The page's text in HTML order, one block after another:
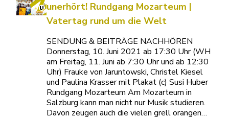
unerhört! Rundgang Mozarteum |
Vatertag rund um die Welt
SENDUNG & BEITRÄGE NACHHÖREN
Donnerstag, 10. Juni 2021 ab 17:30 Uhr (WH
am Freitag, 11. Juni ab 7:30 Uhr und ab 12:30
Uhr) Frauke von Jaruntowski, Christel Kiesel
und Paulina Krasser mit Plakat (c) Susi Huber
Rundgang Mozarteum Am Mozarteum in
Salzburg kann man nicht nur Musik studieren.
Davon zeugen auch die vielen grell orangen…